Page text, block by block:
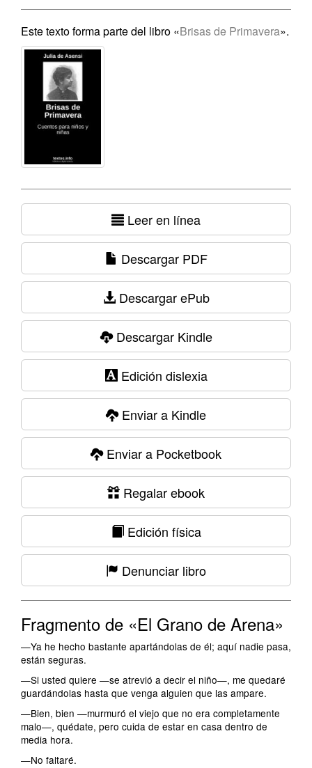
Este texto forma parte del libro «Brisas de Primavera».
Leer en línea
Descargar PDF
Descargar ePub
Descargar Kindle
Edición dislexia
Enviar a Kindle
Enviar a Pocketbook
Regalar ebook
Edición física
Denunciar libro
Fragmento de «El Grano de Arena»
—Ya he hecho bastante apartándolas de él; aquí nadie pasa,
están seguras.
—Si usted quiere —se atrevió a decir el niño—, me quedaré
guardándolas hasta que venga alguien que las ampare.
—Bien, bien —murmuró el viejo que no era completamente
malo—, quédate, pero cuida de estar en casa dentro de
media hora.
—No faltaré.